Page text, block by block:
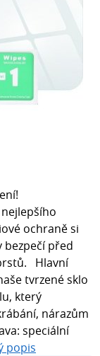
ochraně si
bezpečí před
Hlavní
tvrzené sklo
který
nárazům
speciální
popis